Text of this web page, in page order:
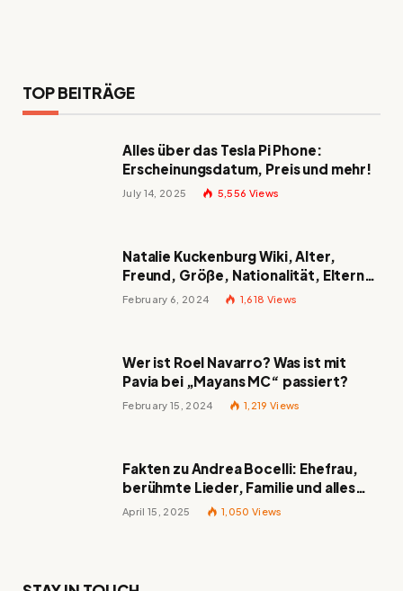
TOP BEITRÄGE
Alles über das Tesla Pi Phone:
Erscheinungsdatum, Preis und mehr!
July 14, 2025 5,556 Views
Natalie Kuckenburg Wiki, Alter,
Freund, Größe, Nationalität, Eltern
und mehr
February 6, 2024 1,618 Views
Wer ist Roel Navarro? Was ist mit
Pavia bei „Mayans MC“ passiert?
February 15, 2024 1,219 Views
Fakten zu Andrea Bocelli: Ehefrau,
berühmte Lieder, Familie und alles
Wissenswerte über den italienischen
April 15, 2025 1,050 Views